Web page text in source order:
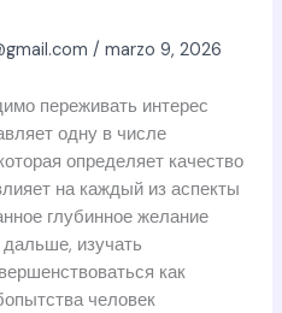
/ marzo 9, 2026
переживать интерес
одну в числе
определяет качество
на каждый из аспекты
глубинное желание
дальше, изучать
как
человек